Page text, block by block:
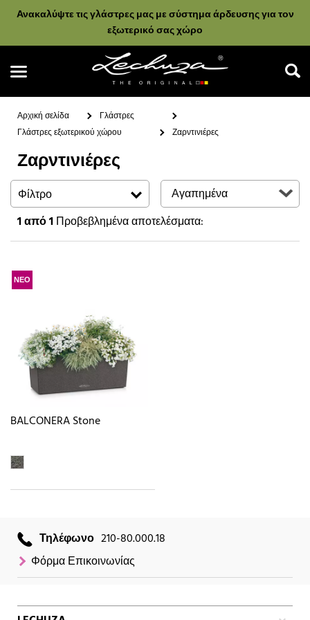
Ανακαλύψτε τις γλάστρες μας με σύστημα άρδευσης για τον
εξωτερικό σας χώρο
Αρχική σελίδα
Γλάστρες
Γλάστρες εξωτερικού χώρου
Ζαρντινιέρες
Ζαρντινιέρες
Φίλτρο
1από 1Προβεβλημένα αποτελέσματα:
ΝΕΟ
BALCONERA Stone
Τηλέφωνο 210-80.000.18
Φόρμα Επικοινωνίας